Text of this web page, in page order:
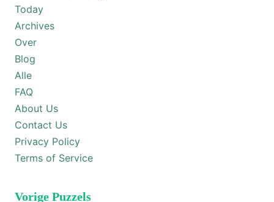
Today
Archives
Over
Blog
Alle
FAQ
About Us
Contact Us
Privacy Policy
Terms of Service
Vorige Puzzels